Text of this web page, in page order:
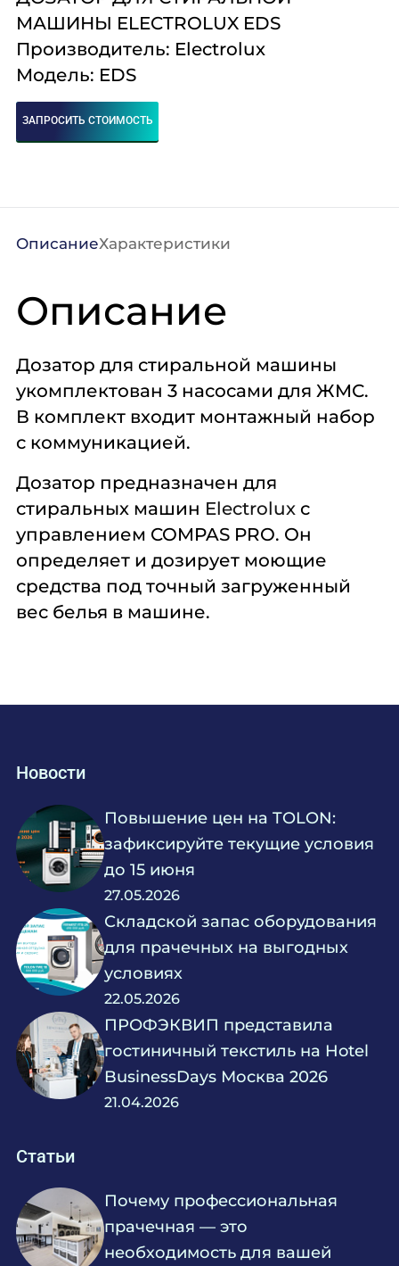
Комплексное
оснащение
Подробнее
Поставка
аксессуаров и
запасных частей
Подробнее
Оборудование
профессиональной
кухни
Подробнее
МАШИНЫ ELECTROLUX EDS
Производитель: Electrolux
Модель: EDS
ЗАПРОСИТЬ СТОИМОСТЬ
ОписаниеХарактеристики
Описание
Дозатор для стиральной машины
укомплектован 3 насосами для ЖМС.
В комплект входит монтажный набор
с коммуникацией.
Дозатор предназначен для
стиральных машин Electrolux с
управлением COMPAS PRO. Он
определяет и дозирует моющие
средства под точный загруженный
вес белья в машине.
Новости
Повышение цен на TOLON:
зафиксируйте текущие условия
до 15 июня
27.05.2026
Складской запас оборудования
для прачечных на выгодных
условиях
22.05.2026
ПРОФЭКВИП представила
гостиничный текстиль на Hotel
BusinessDays Москва 2026
21.04.2026
Статьи
Почему профессиональная
прачечная — это
необходимость для вашей